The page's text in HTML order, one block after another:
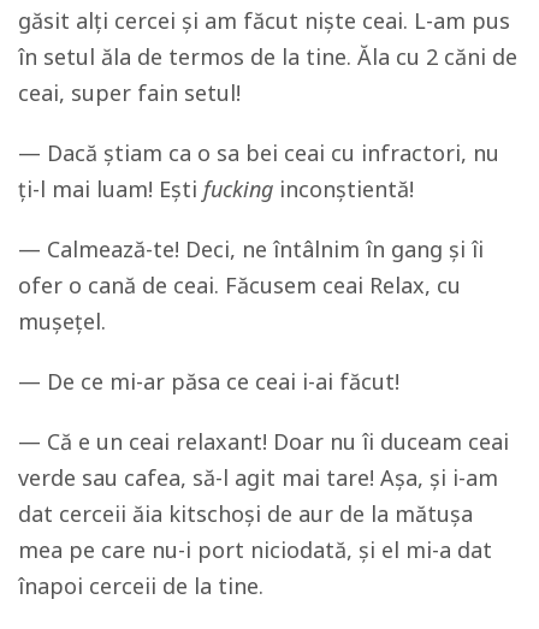
găsit alți cercei și am făcut niște ceai. L-am pus
în setul ăla de termos de la tine. Ăla cu 2 căni de
ceai, super fain setul!
— Dacă știam ca o sa bei ceai cu infractori, nu
ți-l mai luam! Ești fucking inconștientă!
— Calmează-te! Deci, ne întâlnim în gang și îi
ofer o cană de ceai. Făcusem ceai Relax, cu
mușețel.
— De ce mi-ar păsa ce ceai i-ai făcut!
— Că e un ceai relaxant! Doar nu îi duceam ceai
verde sau cafea, să-l agit mai tare! Așa, și i-am
dat cerceii ăia kitschoși de aur de la mătușa
mea pe care nu-i port niciodată, și el mi-a dat
înapoi cerceii de la tine.